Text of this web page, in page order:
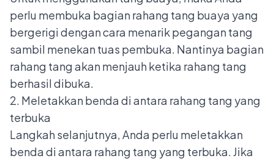
perlu membuka bagian rahang tang buaya yang
bergerigi dengan cara menarik pegangan tang
sambil menekan tuas pembuka. Nantinya bagian
rahang tang akan menjauh ketika rahang tang
berhasil dibuka.
2. Meletakkan benda di antara rahang tang yang
terbuka
Langkah selanjutnya, Anda perlu meletakkan
benda di antara rahang tang yang terbuka. Jika